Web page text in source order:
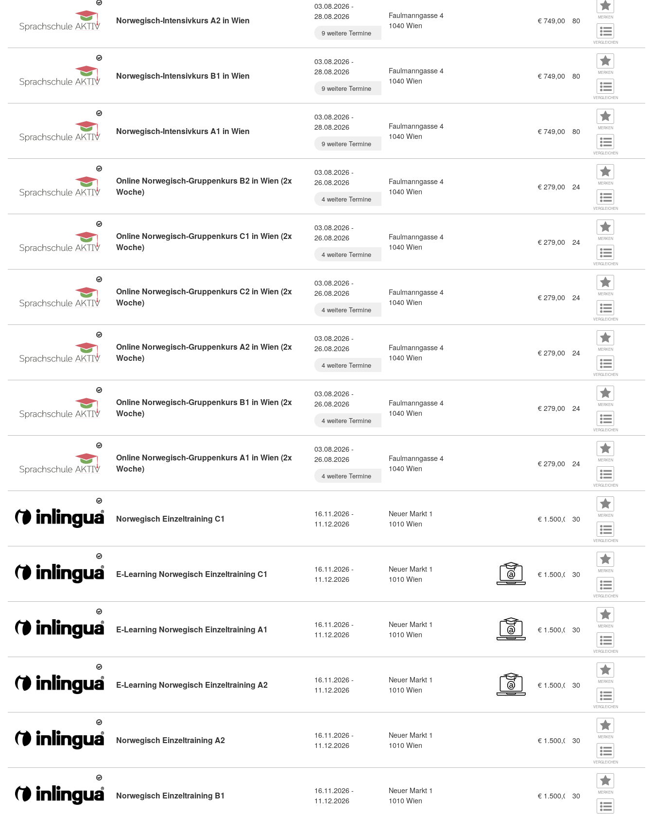
Norwegisch-Intensivkurs A2 in Wien Kursdetail: Norwegisch-Intensivkurs A2 in Wien (10780837)
03.08.2026 -
28.08.2026
9 weitere Termine
Faulmanngasse 4
1040 Wien
€ 749,00 80 MERKEN
VERGLEICHEN
Norwegisch-Intensivkurs B1 in Wien Kursdetail: Norwegisch-Intensivkurs B1 in Wien (10780838)
03.08.2026 -
28.08.2026
9 weitere Termine
Faulmanngasse 4
1040 Wien
€ 749,00 80 MERKEN
VERGLEICHEN
Norwegisch-Intensivkurs A1 in Wien Kursdetail: Norwegisch-Intensivkurs A1 in Wien (10780826)
03.08.2026 -
28.08.2026
9 weitere Termine
Faulmanngasse 4
1040 Wien
€ 749,00 80 MERKEN
VERGLEICHEN
Online Norwegisch-Gruppenkurs B2 in Wien (2x
Woche)Kursdetail: Online Norwegisch-Gruppenkurs B2 in Wien (2x Woche) (10780502)
03.08.2026 -
26.08.2026
4 weitere Termine
Faulmanngasse 4
1040 Wien
€ 279,00 24 MERKEN
VERGLEICHEN
Online Norwegisch-Gruppenkurs C1 in Wien (2x
Woche)Kursdetail: Online Norwegisch-Gruppenkurs C1 in Wien (2x Woche) (10780500)
03.08.2026 -
26.08.2026
4 weitere Termine
Faulmanngasse 4
1040 Wien
€ 279,00 24 MERKEN
VERGLEICHEN
Online Norwegisch-Gruppenkurs C2 in Wien (2x
Woche)Kursdetail: Online Norwegisch-Gruppenkurs C2 in Wien (2x Woche) (10780498)
03.08.2026 -
26.08.2026
4 weitere Termine
Faulmanngasse 4
1040 Wien
€ 279,00 24 MERKEN
VERGLEICHEN
Online Norwegisch-Gruppenkurs A2 in Wien (2x
Woche)Kursdetail: Online Norwegisch-Gruppenkurs A2 in Wien (2x Woche) (10780495)
03.08.2026 -
26.08.2026
4 weitere Termine
Faulmanngasse 4
1040 Wien
€ 279,00 24 MERKEN
VERGLEICHEN
Online Norwegisch-Gruppenkurs B1 in Wien (2x
Woche)Kursdetail: Online Norwegisch-Gruppenkurs B1 in Wien (2x Woche) (10780493)
03.08.2026 -
26.08.2026
4 weitere Termine
Faulmanngasse 4
1040 Wien
€ 279,00 24 MERKEN
VERGLEICHEN
Online Norwegisch-Gruppenkurs A1 in Wien (2x
Woche)Kursdetail: Online Norwegisch-Gruppenkurs A1 in Wien (2x Woche) (10780492)
03.08.2026 -
26.08.2026
4 weitere Termine
Faulmanngasse 4
1040 Wien
€ 279,00 24 MERKEN
VERGLEICHEN
Norwegisch Einzeltraining C1 Kursdetail: Norwegisch Einzeltraining C1 (11125844)
16.11.2026 -
11.12.2026
Neuer Markt 1
1010 Wien
€ 1.500,00 30 MERKEN
VERGLEICHEN
E-Learning Norwegisch Einzeltraining C1 Kursdetail: E-Learning Norwegisch Einzeltraining C1 (11125775)
16.11.2026 -
11.12.2026
Neuer Markt 1
1010 Wien
€ 1.500,00 30 MERKEN
VERGLEICHEN
E-Learning Norwegisch Einzeltraining A1 Kursdetail: E-Learning Norwegisch Einzeltraining A1 (11125743)
16.11.2026 -
11.12.2026
Neuer Markt 1
1010 Wien
€ 1.500,00 30 MERKEN
VERGLEICHEN
E-Learning Norwegisch Einzeltraining A2Kursdetail: E-Learning Norwegisch Einzeltraining A2 (11125630)
16.11.2026 -
11.12.2026
Neuer Markt 1
1010 Wien
€ 1.500,00 30 MERKEN
VERGLEICHEN
Norwegisch Einzeltraining A2Kursdetail: Norwegisch Einzeltraining A2 (11125484)
16.11.2026 -
11.12.2026
Neuer Markt 1
1010 Wien
€ 1.500,00 30 MERKEN
VERGLEICHEN
Norwegisch Einzeltraining B1 Kursdetail: Norwegisch Einzeltraining B1 (11125258)
16.11.2026 -
11.12.2026
Neuer Markt 1
1010 Wien
€ 1.500,00 30 MERKEN